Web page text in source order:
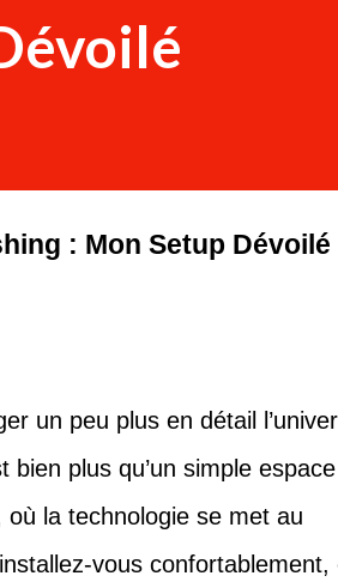
: Mon Setup Dévoilé
un peu plus en détail
bien plus qu’un simple espace
la technologie se met au
vous confortablement,